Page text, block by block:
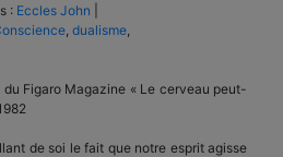
: Eccles John
dualisme
Figaro Magazine « Le cerveau peut-
de soi le fait que notre esprit agisse